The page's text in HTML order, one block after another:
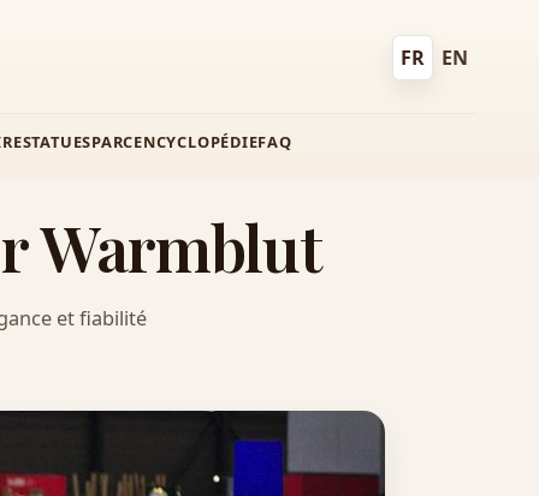
FR
Français
EN
English
STATUESPARCENCYCLOPÉDIEFAQ
Warmblut
et fiabilité